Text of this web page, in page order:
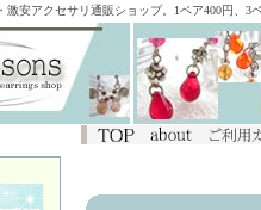
激安アクセサリ通販ショップ。1ペア400円、